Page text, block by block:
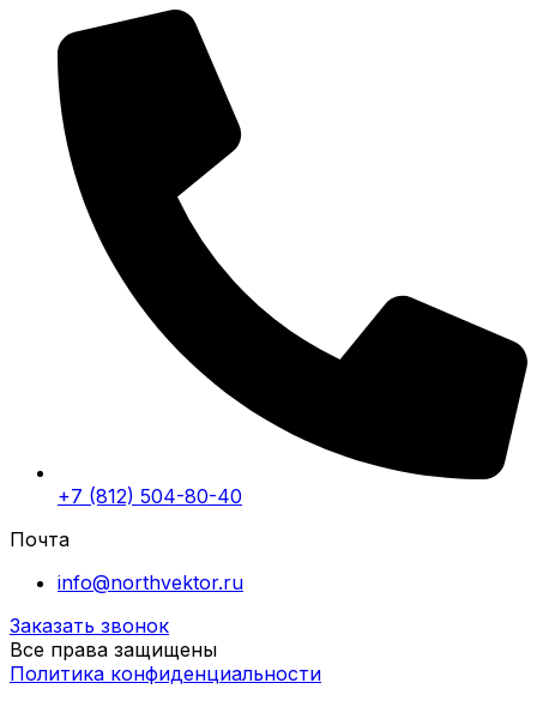
+7 (812) 504-80-40
Почта
info@northvektor.ru
Заказать звонок
Все права защищены
Политика конфиденциальности